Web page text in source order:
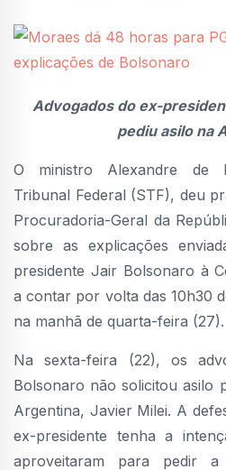
Advogados do ex-
pediu asilo na
O ministro Alexandre de
Tribunal Federal (STF), deu
Procuradoria-Geral da
sobre as explicações
presidente Jair Bolsonaro à
a contar por volta das 10h30
na manhã de quarta-feira (27).
Na sexta-feira (22), os
Bolsonaro não solicitou asilo
Argentina, Javier Milei. A
ex-presidente tenha a
aproveitaram para pedir